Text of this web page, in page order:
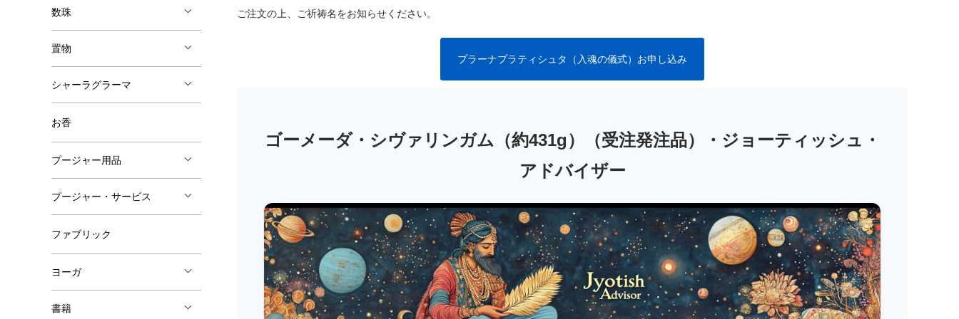
ご注文の上、ご祈祷名をお知らせください。
プラーナプラティシュタ（入魂の儀式）お申し込み
数珠
置物
シャーラグラーマ
お香
プージャー用品
プージャー・サービス
ファブリック
ヨーガ
書籍